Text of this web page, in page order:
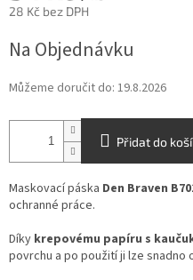
28 Kč bez DPH
cena:
Na Objednávku
Můžeme doručit do: 19.8.2026
Přidat do
Maskovací páska Den Braven
ochranné práce.
Díky krepovému papíru s
povrchu a po použití ji lze